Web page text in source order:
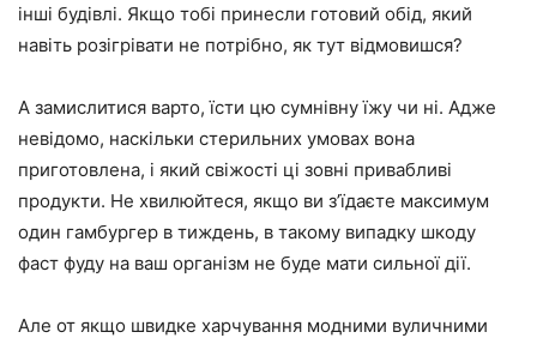
інші будівлі. Якщо тобі принесли готовий обід, який
навіть розігрівати не потрібно, як тут відмовишся?
А замислитися варто, їсти цю сумнівну їжу чи ні. Адже
невідомо, наскільки стерильних умовах вона
приготовлена, і який свіжості ці зовні привабливі
продукти. Не хвилюйтеся, якщо ви з’їдаєте максимум
один гамбургер в тиждень, в такому випадку шкоду
фаст фуду на ваш організм не буде мати сильної дії.
Але от якщо швидке харчування модними вуличними